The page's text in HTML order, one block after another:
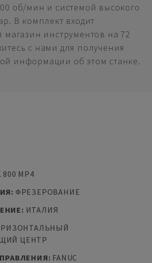
об/мин и системой высокого
В комплект входит
магазин инструментов на 72
с нами для получения
информации об этом станке.
800 MP4
: ФРЕЗЕРОВАНИЕ
: ИТАЛИЯ
ЦЕНТР
: FANUC